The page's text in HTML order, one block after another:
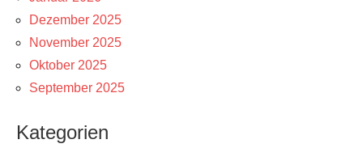
Dezember 2025
November 2025
Oktober 2025
September 2025
Kategorien